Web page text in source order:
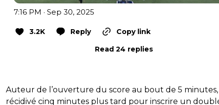
7:16 PM · Sep 30, 2025
3.2K Reply
Copy link
Read 24 replies
Auteur de l’ouverture du score au bout de 5 minutes,
récidivé cinq minutes plus tard pour inscrire un